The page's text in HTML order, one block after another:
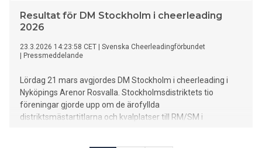
Resultat för DM Stockholm i cheerleading
2026
23.3.2026 14:23:58 CET
Svenska Cheerleadingförbundet
Pressmeddelande
Lördag 21 mars avgjordes DM Stockholm i cheerleading i
Nyköpings Arenor Rosvalla. Stockholmsdistriktets tio
föreningar gjorde upp om de ärofyllda
distriktsmästartitlarna och kvalplatser till RM/SM i